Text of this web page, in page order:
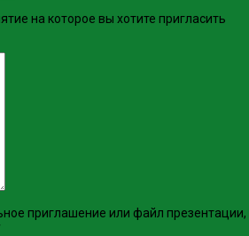
на которое вы хотите пригласить
приглашение или файл презентации,